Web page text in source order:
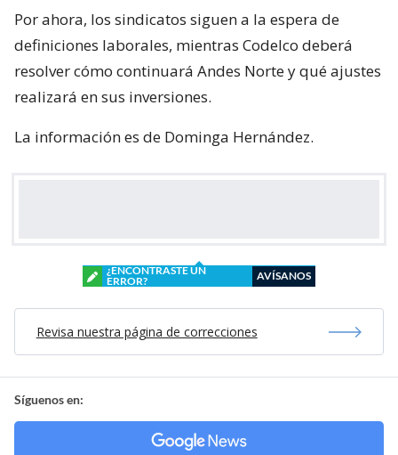
Por ahora, los sindicatos siguen a la espera de
definiciones laborales, mientras Codelco deberá
resolver cómo continuará Andes Norte y qué ajustes
realizará en sus inversiones.
La información es de Dominga Hernández.
¿ENCONTRASTE UN
ERROR?
AVÍSANOS
Revisa nuestra página de correcciones
Síguenos en: